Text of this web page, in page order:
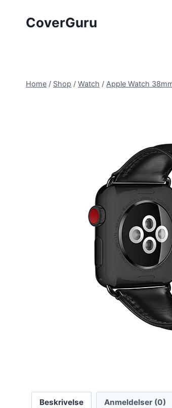
CoverGuru
Home / Shop / Watch / Apple Watch
Beskrivelse Anmeldelser (0)